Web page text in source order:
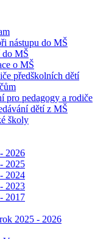
nástupu do MŠ
do MŠ
o MŠ
předškolních dětí
pro pedagogy a rodiče
dětí z MŠ
školy
2026
2025
2024
2023
2017
2025 - 2026